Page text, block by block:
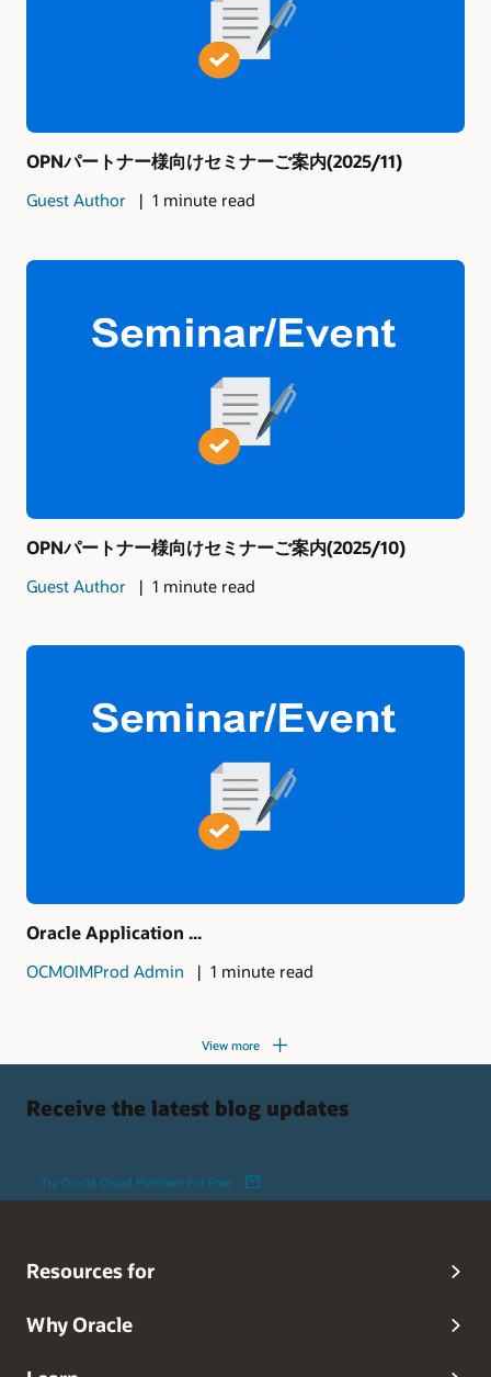
OPNパートナー様向けセミナーご案内(2025/11)
Guest Author 1 minute read
OPNパートナー様向けセミナーご案内(2025/10)
Guest Author 1 minute read
Oracle Application ...
OCMOIMProd Admin 1 minute read
View more
Receive the latest blog updates
Try Oracle Cloud Platform For Free
Resources for
Why Oracle